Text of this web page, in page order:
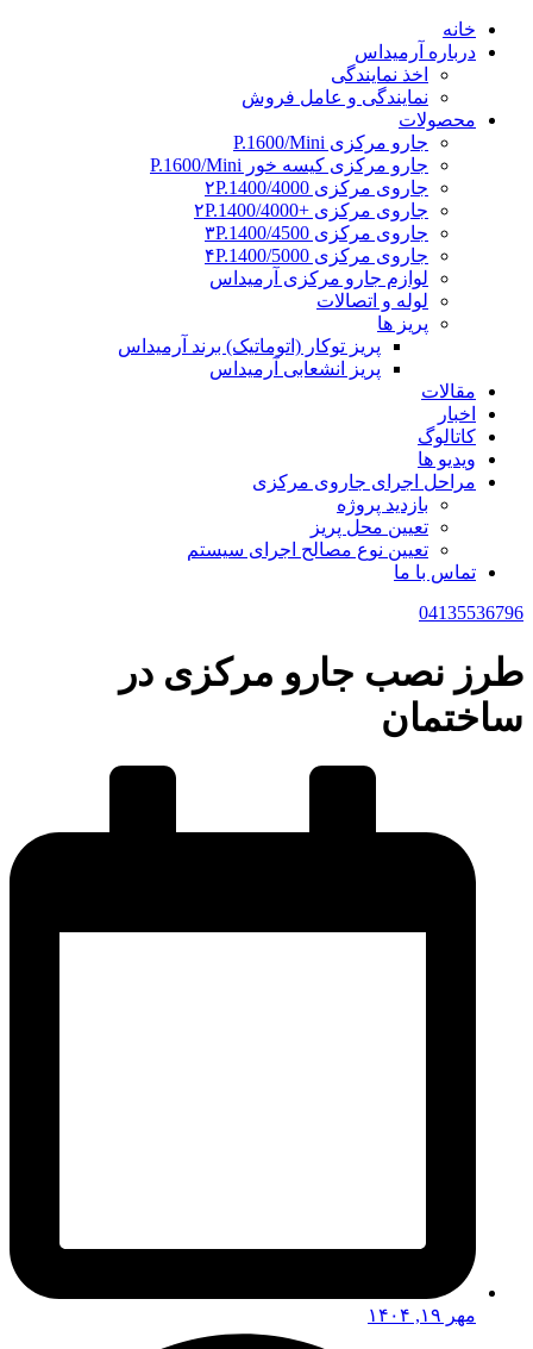
خانه
درباره آرمیداس
اخذ نمایندگی
نمایندگی و عامل فروش
محصولات
جارو مرکزی P.1600/Mini
جارو مرکزی کیسه خور P.1600/Mini
جاروی مرکزی ۲P.1400/4000
جاروی مرکزی +۲P.1400/4000
جاروی مرکزی ۳P.1400/4500
جاروی مرکزی ۴P.1400/5000
لوازم جارو مرکزی آرمیداس
لوله و اتصالات
پریز ها
پریز توکار (اتوماتیک) برند آرمیداس
پریز انشعابی آرمیداس
مقالات
اخبار
کاتالوگ
ویدیو ها
مراحل اجرای جاروی مرکزی
بازدید پروژه
تعیین محل پریز
تعیین نوع مصالح اجرای سیستم
تماس با ما
04135536796
طرز نصب جارو مرکزی در
ساختمان‌
مهر ۱۹, ۱۴۰۴